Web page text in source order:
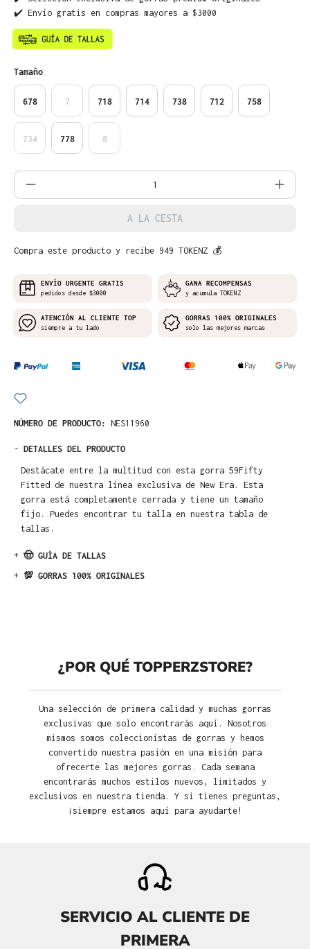
✔️ Envío gratis en compras mayores a $3000
Seleccione
Tamaño
678 7 718 714 738 712 758
734 778 8
Cantidad del producto: introduce la
A LA CESTA
Compra este producto y recibe 949 TOKENZ 💰
ENVÍO URGENTE GRATIS
pedidos desde $3000
GANA RECOMPENSAS
y acumula TOKENZ
ATENCIÓN AL CLIENTE TOP
siempre a tu lado
GORRAS 100% ORIGINALES
solo las mejores marcas
NÚMERO DE PRODUCTO: NES11960
- DETALLES DEL PRODUCTO
Destácate entre la multitud con esta gorra 59Fifty
Fitted de nuestra línea exclusiva de New Era. Esta
gorra está completamente cerrada y tiene un tamaño
fijo. Puedes encontrar tu talla en nuestra tabla de
tallas.
+ 🤠 GUÍA DE TALLAS
+ 💯 GORRAS 100% ORIGINALES
¿POR QUÉ TOPPERZSTORE?
Una selección de primera calidad y muchas gorras
exclusivas que solo encontrarás aquí. Nosotros
mismos somos coleccionistas de gorras y hemos
convertido nuestra pasión en una misión para
ofrecerte las mejores gorras. Cada semana
encontrarás muchos estilos nuevos, limitados y
exclusivos en nuestra tienda. Y si tienes preguntas,
¡siempre estamos aquí para ayudarte!
SERVICIO AL CLIENTE DE
PRIMERA